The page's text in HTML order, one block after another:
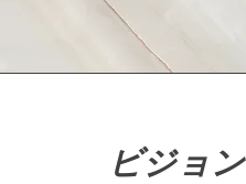
ビジョン